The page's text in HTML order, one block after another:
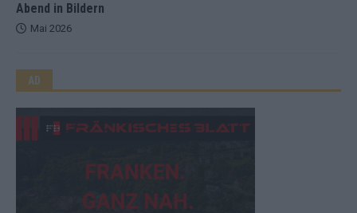
Abend in Bildern
Mai 2026
AD